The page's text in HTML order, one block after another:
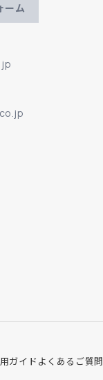
ーム
ガイド よくあるご質問